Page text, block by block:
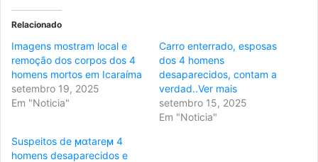
Relacionado
Imagens mostram local e
remoção dos corpos dos 4
homens mortos em Icaraíma
setembro 19, 2025
Em "Noticia"
Carro enterrado, esposas
dos 4 homens
desaparecidos, contam a
verdad..Ver mais
setembro 15, 2025
Em "Noticia"
Suspeitos de ϻɑtareϻ 4
homens desaparecidos e